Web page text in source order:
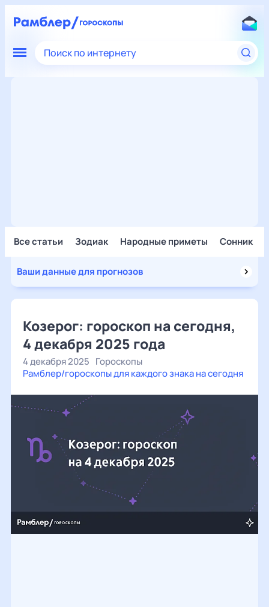
Поиск по интернету
Все статьи Зодиак Народные приметы Сонник
Ваши данные для прогнозов
Козерог: гороскоп на сегодня,
4 декабря 2025 года
4 декабря 2025 Гороскопы
Рамблер/гороскопы для каждого знака на сегодня